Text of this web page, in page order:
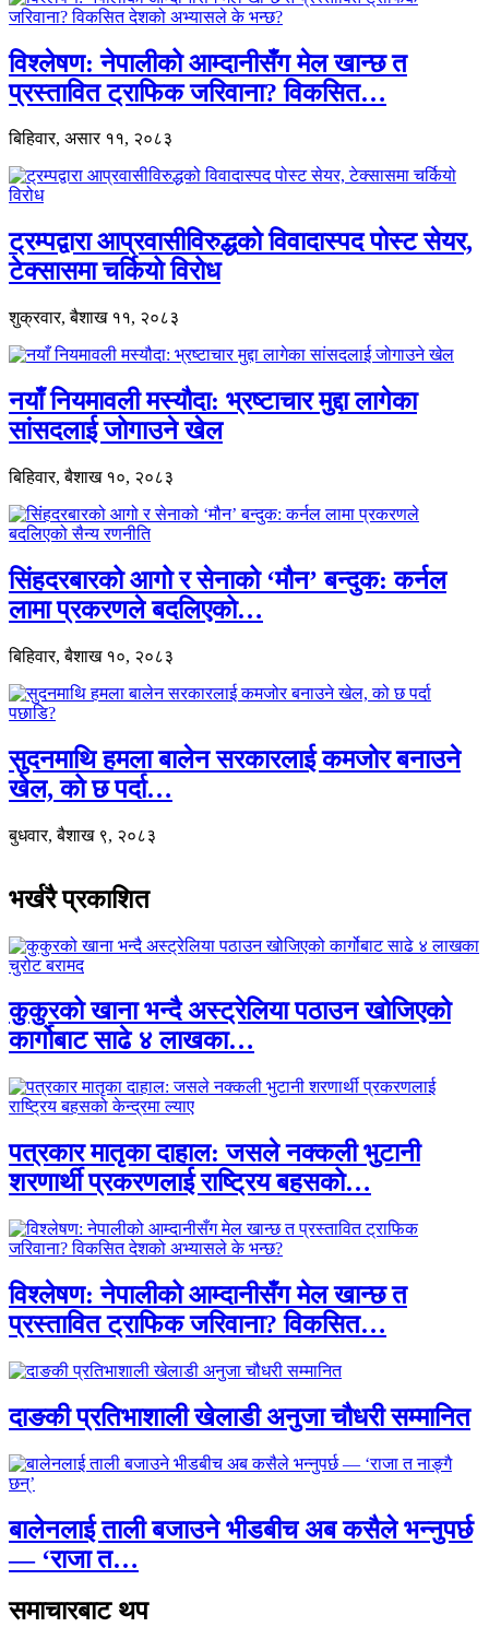
विश्लेषण: नेपालीको आम्दानीसँग मेल खान्छ त
प्रस्तावित ट्राफिक जरिवाना? विकसित…
बिहिवार, असार ११, २०८३
ट्रम्पद्वारा आप्रवासीविरुद्धको विवादास्पद पोस्ट सेयर,
टेक्सासमा चर्कियो विरोध
शुक्रवार, बैशाख ११, २०८३
नयाँ नियमावली मस्यौदा: भ्रष्टाचार मुद्दा लागेका
सांसदलाई जोगाउने खेल
बिहिवार, बैशाख १०, २०८३
सिंहदरबारको आगो र सेनाको ‘मौन’ बन्दुक: कर्नल
लामा प्रकरणले बदलिएको…
बिहिवार, बैशाख १०, २०८३
सुदनमाथि हमला बालेन सरकारलाई कमजोर बनाउने
खेल, को छ पर्दा…
बुधवार, बैशाख ९, २०८३
भर्खरै प्रकाशित
कुकुरको खाना भन्दै अस्ट्रेलिया पठाउन खोजिएको
कार्गोबाट साढे ४ लाखका…
पत्रकार मातृका दाहाल: जसले नक्कली भुटानी
शरणार्थी प्रकरणलाई राष्ट्रिय बहसको…
विश्लेषण: नेपालीको आम्दानीसँग मेल खान्छ त
प्रस्तावित ट्राफिक जरिवाना? विकसित…
दाङकी प्रतिभाशाली खेलाडी अनुजा चौधरी सम्मानित
बालेनलाई ताली बजाउने भीडबीच अब कसैले भन्नुपर्छ
— ‘राजा त…
समाचारबाट थप